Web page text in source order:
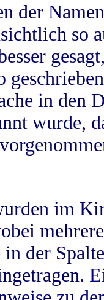
der
so
in
wurde,
im
der